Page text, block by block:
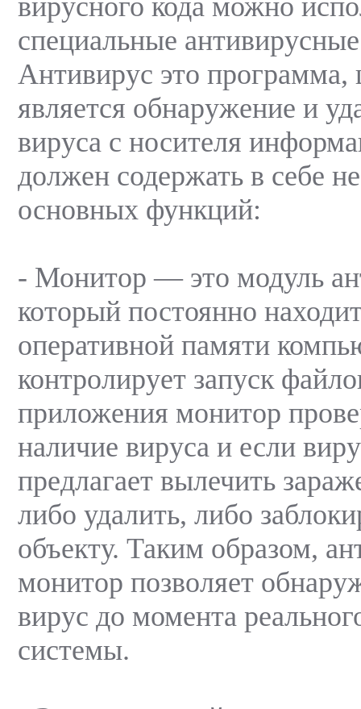
специальные
Антивирус это программа,
является обнаружение и
вируса с носителя
должен содержать в себе
основных функций:
- Монитор — это модуль
который постоянно
оперативной памяти
контролирует запуск
приложения монитор
наличие вируса и если
предлагает вылечить
либо удалить, либо
объекту. Таким образом,
монитор позволяет
вирус до момента
системы.